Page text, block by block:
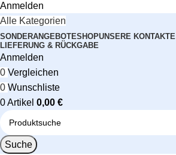
Anmelden
Alle Kategorien
SONDERANGEBOTESHOPUNSERE KONTAKTE
LIEFERUNG & RÜCKGABE
Anmelden
0 Vergleichen
0 Wunschliste
0Artikel 0,00 €
Suche